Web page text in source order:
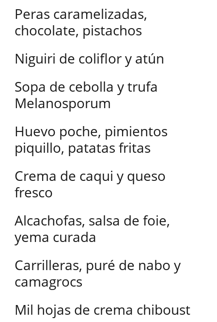
Peras caramelizadas,
chocolate, pistachos
Niguiri de coliflor y atún
Sopa de cebolla y trufa
Melanosporum
Huevo poche, pimientos
piquillo, patatas fritas
Crema de caqui y queso
fresco
Alcachofas, salsa de foie,
yema curada
Carrilleras, puré de nabo y
camagrocs
Mil hojas de crema chiboust